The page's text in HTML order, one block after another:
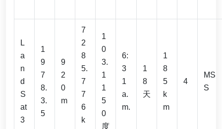
L
a
n
d
S
at
3
1
9
7
8.
3.
5
9
2
0
m
7
2
8
5.
7
7
6
k
1
0
3.
1
1
5
0
度
6:
3
1
a.
m.
1
8
天
1
8
5
k
m
4
MS
S